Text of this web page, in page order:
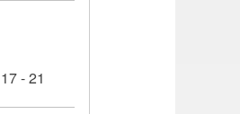
17 - 21